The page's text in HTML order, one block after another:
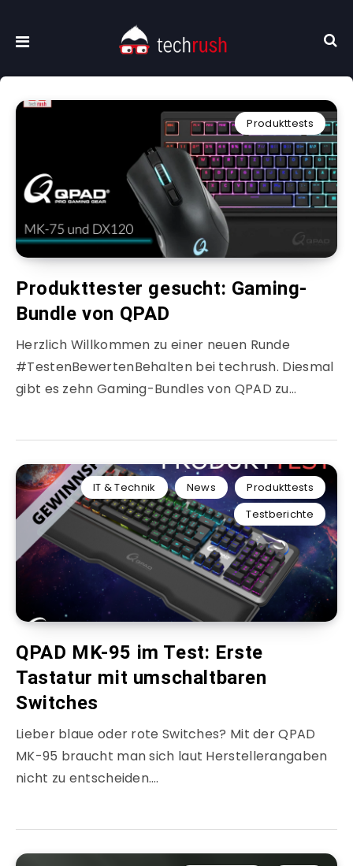
Produkttests
Produkttester gesucht: Gaming-
Bundle von QPAD
Herzlich Willkommen zu einer neuen Runde
#TestenBewertenBehalten bei techrush. Diesmal
gibt es zehn Gaming-Bundles von QPAD zu…
IT & Technik News
Produkttests
Testberichte
QPAD MK-95 im Test: Erste
Tastatur mit umschaltbaren
Switches
Lieber blaue oder rote Switches? Mit der QPAD
MK-95 braucht man sich laut Herstellerangaben
nicht zu entscheiden….